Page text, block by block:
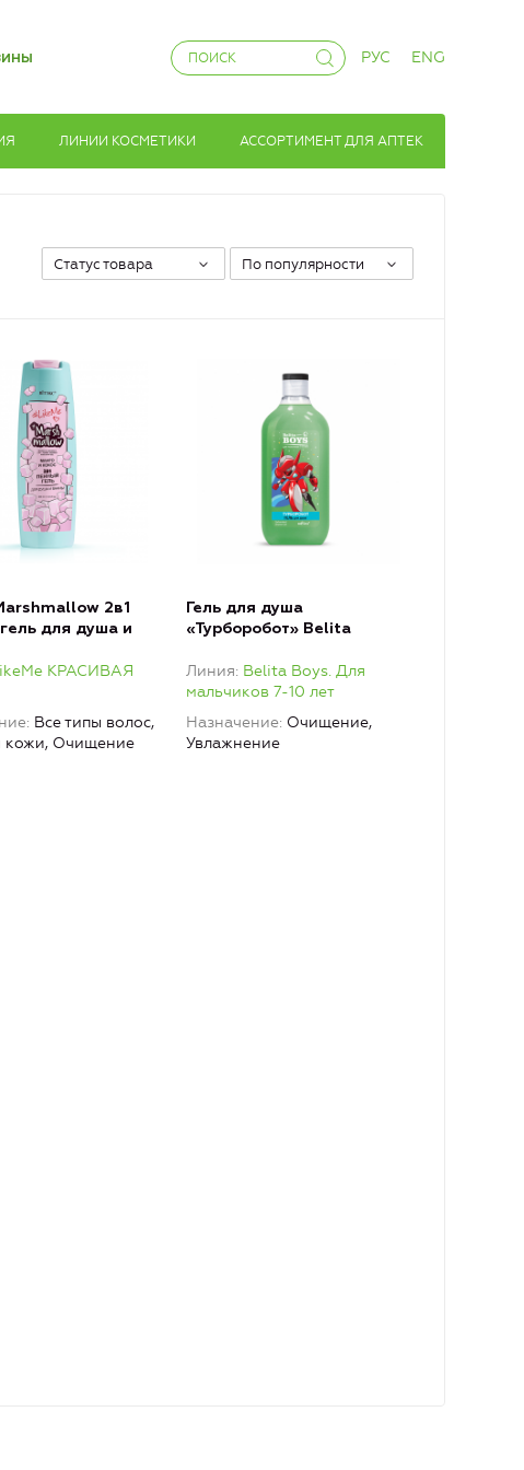
РУС ENG
ЛИНИИ КОСМЕТИКИ АССОРТИМЕНТ ДЛЯ АПТЕК
Статус товара По популярности
2в1
для душа и
КРАСИВАЯ
Все типы волос,
кожи, Очищение
Гель для душа
«Турборобот» Belita
лет
Линия Belita Boys. Для
мальчиков 7-10 лет
Назначение Очищение,
Увлажнение